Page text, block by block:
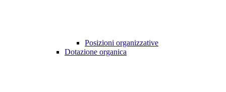
Posizioni organizzative
Dotazione organica